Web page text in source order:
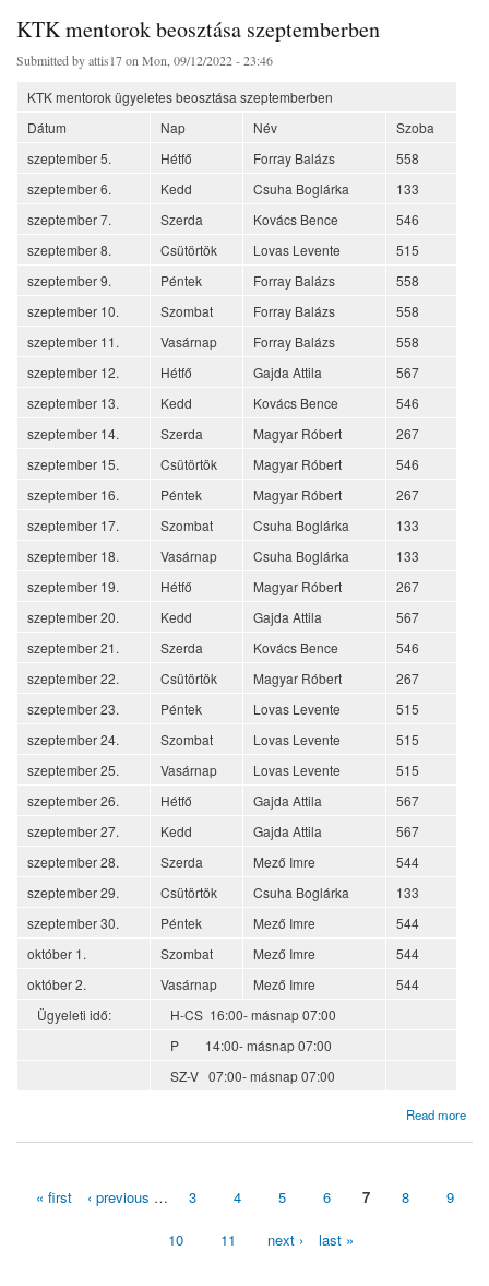
KTK mentorok beosztása szeptemberben
Submitted byattis17on Mon, 09/12/2022 - 23:46
KTK mentorok ügyeletes beosztása szeptemberben
Dátum
Nap Név
Szoba
szeptember 5.
Hétfő Forray Balázs
558
szeptember 6.
Kedd Csuha Boglárka
133
szeptember 7.
Szerda Kovács Bence
546
szeptember 8.
Csütörtök Lovas Levente
515
szeptember 9.
Péntek Forray Balázs
558
szeptember 10.
Szombat Forray Balázs
558
szeptember 11.
Vasárnap Forray Balázs
558
szeptember 12.
Hétfő Gajda Attila
567
szeptember 13.
Kedd Kovács Bence
546
szeptember 14.
Szerda Magyar Róbert
267
szeptember 15.
Csütörtök Magyar Róbert
546
szeptember 16.
Péntek Magyar Róbert
267
szeptember 17.
Szombat Csuha Boglárka
133
szeptember 18.
Vasárnap Csuha Boglárka
133
szeptember 19.
Hétfő Magyar Róbert
267
szeptember 20.
Kedd Gajda Attila
567
szeptember 21.
Szerda Kovács Bence
546
szeptember 22.
Csütörtök Magyar Róbert
267
szeptember 23.
Péntek Lovas Levente
515
szeptember 24.
Szombat Lovas Levente
515
szeptember 25.
Vasárnap Lovas Levente
515
szeptember 26.
Hétfő Gajda Attila
567
szeptember 27.
Kedd Gajda Attila
567
szeptember 28.
Szerda Mező Imre
544
szeptember 29.
Csütörtök Csuha Boglárka
133
szeptember 30.
Péntek Mező Imre
544
október 1.
Szombat Mező Imre
544
október 2.
Vasárnap Mező Imre
544
Ügyeleti idő:
H-CS 16:00- másnap 07:00
P 14:00- másnap 07:00
SZ-V 07:00- másnap 07:00
Read more
Pages
« first ‹ previous … 3 4 5 6 7 8 9
10 11 next › last »